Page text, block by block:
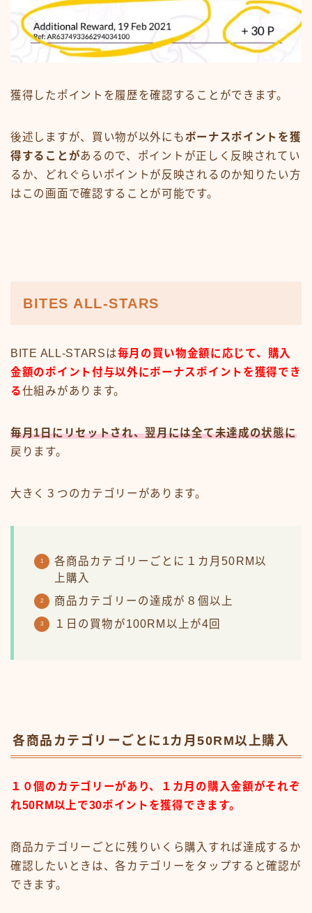
獲得したポイントを履歴を確認することができます。
後述しますが、買い物が以外にもボーナスポイントを獲
得することがあるので、ポイントが正しく反映されてい
るか、どれぐらいポイントが反映されるのか知りたい方
はこの画面で確認することが可能です。
BITES ALL-STARS
BITE ALL-STARSは毎月の買い物金額に応じて、購入
金額のポイント付与以外にボーナスポイントを獲得でき
る仕組みがあります。
毎月1日にリセットされ、翌月には全て未達成の状態に
戻ります。
大きく３つのカテゴリーがあります。
各商品カテゴリーごとに１カ月50RM以
上購入
商品カテゴリーの達成が８個以上
１日の買物が100RM以上が4回
各商品カテゴリーごとに1カ月50RM以上購入
１０個のカテゴリーがあり、１カ月の購入金額がそれぞ
れ50RM以上で30ポイントを獲得できます。
商品カテゴリーごとに残りいくら購入すれば達成するか
確認したいときは、各カテゴリーをタップすると確認が
できます。